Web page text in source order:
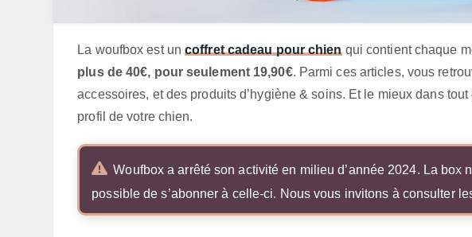
La woufbox est uncoffret cadeau pour chienqui contient chaque
plus de 40€, pour seulement 19,90€. Parmi ces articles, vous
accessoires, et des produits d’hygiène & soins. Et le mieux dans tout
profil de votre chien.
Woufbox a arrêté son activité en milieu d’année 2024. La box
possible de s’abonner à celle-ci. Nous vous invitons à consulter